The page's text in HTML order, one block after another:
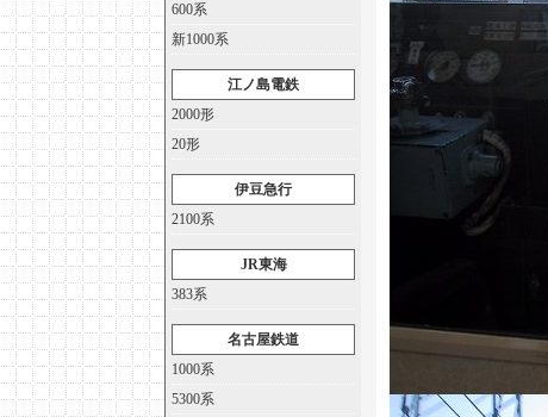
600系
新1000系
江ノ島電鉄
2000形
20形
伊豆急行
2100系
JR東海
383系
名古屋鉄道
1000系
5300系